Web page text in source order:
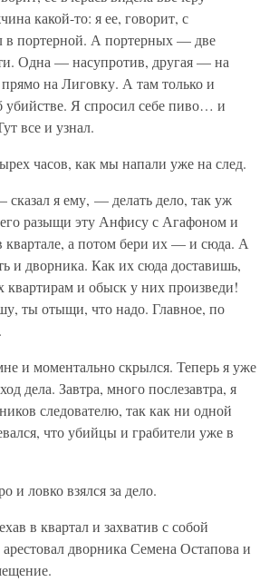
какой-то: я ее, говорит, с
в портерной. А портерных — две
Одна — насупротив, другая — на
на Лиговку. А там только и
убийстве. Я спросил себе пиво… и
все и узнал.
часов, как мы напали уже на след.
я ему, — делать дело, так уж
разыщи эту Анфису с Агафоном и
квартале, а потом бери их — и сюда. А
и дворника. Как их сюда доставишь,
квартирам и обыск у них произведи!
ты отыщи, что надо. Главное, по
и моментально скрылся. Теперь я уже
дела. Завтра, много послезавтра, я
следователю, так как ни одной
что убийцы и грабители уже в
и ловко взялся за дело.
в квартал и захватив с собой
дворника Семена Остапова и